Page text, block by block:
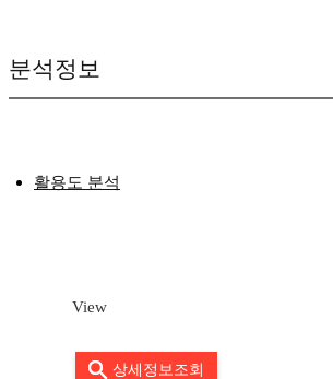
분석정보
활용도 분석
View
상세정보조회